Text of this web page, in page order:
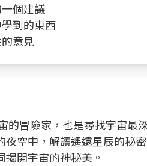
個建議
到的東西
意見
的冒險家，也是尋找宇宙最
空中，解讀遙遠星辰的秘
開宇宙的神秘美。